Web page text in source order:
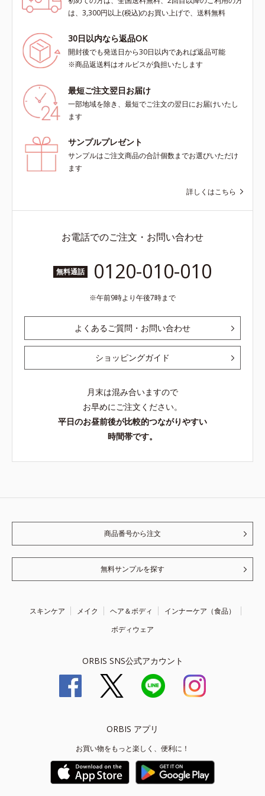
は、3,300円以上(税込)のお買い上げで、送料無料
30日以内なら返品OK
開封後でも発送日から30日以内であれば返品可能
※商品返送料はオルビスが負担いたします
最短ご注文翌日お届け
一部地域を除き、最短でご注文の翌日にお届けいたし
ます
サンプルプレゼント
サンプルはご注文商品の合計個数までお選びいただけ
ます
詳しくはこちら
お電話でのご注文・お問い合わせ
無料通話 0120-010-010
午前9時より午後7時まで
よくあるご質問・お問い合わせ
ショッピングガイド
月末は混み合いますので
お早めにご注文ください。
平日のお昼前後が比較的つながりやすい
時間帯です。
商品番号から注文
無料サンプルを探す
スキンケア メイク ヘア＆ボディ
インナーケア（食品）
ボディウェア
ORBIS SNS公式アカウント
ORBIS アプリ
お買い物をもっと楽しく、便利に！